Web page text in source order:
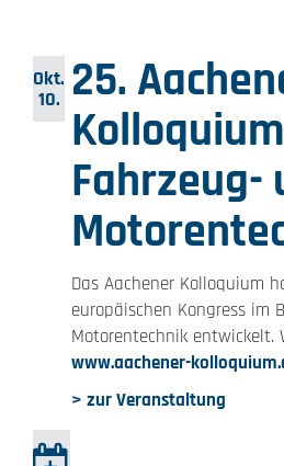
Okt.
10. 25.
Kolloquium
Fahrzeug-
Das Aachener Kolloquium
europäischen Kongress im
Motorentechnik entwickelt.
www.aachener-
> zur Veranstaltung